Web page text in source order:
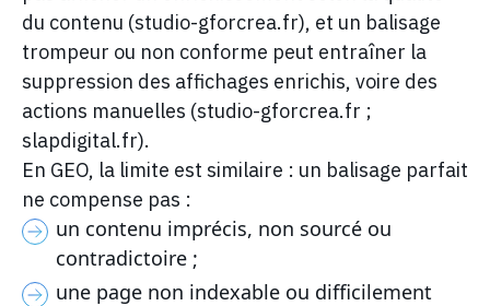
du contenu (studio-gforcrea.fr), et un balisage
trompeur ou non conforme peut entraîner la
suppression des affichages enrichis, voire des
actions manuelles (studio-gforcrea.fr ;
slapdigital.fr).
En GEO, la limite est similaire : un balisage parfait
ne compense pas :
un contenu imprécis, non sourcé ou
contradictoire ;
une page non indexable ou difficilement